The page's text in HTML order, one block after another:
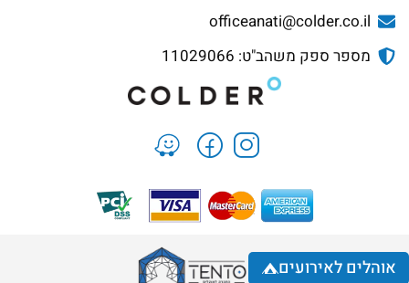
officeanati@colder.co.il
מספר ספק משהב"ט: 11029066
אוהלים לאירועים